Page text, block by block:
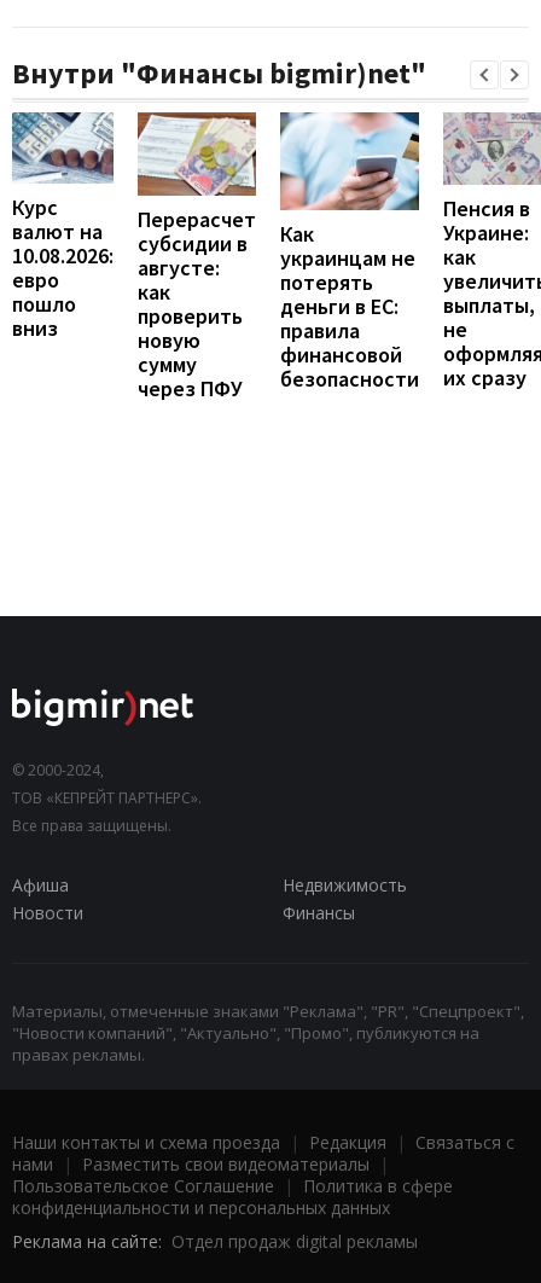
Внутри "Финансы bigmir)net"
Курс
валют на
10.08.2026:
евро
пошло
вниз
Перерасчет
субсидии в
августе:
как
проверить
новую
сумму
через ПФУ
Как
украинцам не
потерять
деньги в ЕС:
правила
финансовой
безопасности
Пенсия в
Украине:
как
выплаты,
не
их сразу
© 2000-2024,
ТОВ «КЕПРЕЙТ ПАРТНЕРС».
Все права защищены.
Афиша
Недвижимость
Новости
Финансы
Материалы, отмеченные знаками "Реклама", "PR", "Спецпроект",
"Новости компаний", "Актуально", "Промо", публикуются на
правах рекламы.
Наши контакты и схема проезда | Редакция | Связаться с
нами | Разместить свои видеоматериалы |
Пользовательское Соглашение |
Политика в сфере
конфиденциальности и персональных данных
Реклама на сайте: Отдел продаж digital рекламы